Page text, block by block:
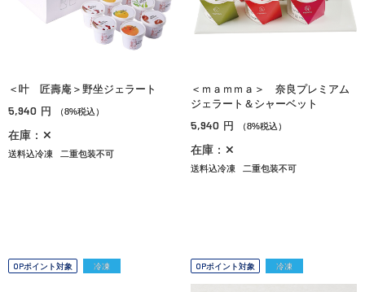
＜叶 匠壽庵＞野坐ジェラート
5,940 円 （8%税込）
在庫：✕
送料込冷凍 二重包装不可
＜ｍａｍｍａ＞ 奈良プレミアム
ジェラート＆シャーベット
5,940 円 （8%税込）
在庫：✕
送料込冷凍 二重包装不可
OPポイント対象 冷凍 OPポイント対象 冷凍